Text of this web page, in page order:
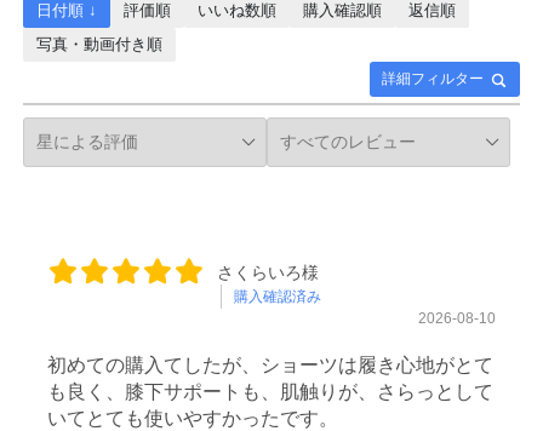
詳細フィルター
日付順 ↓ 評価順 いいね数順 購入確認順
返信順
写真・動画付き順
さくらいろ様
購入確認済み
2026-08-10
初めての購入てしたが、ショーツは履き心地がとて
も良く、膝下サポートも、肌触りが、さらっとして
いてとても使いやすかったです。